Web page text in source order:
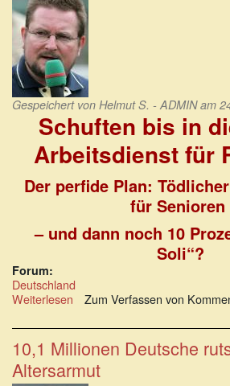
Gespeichert von Helmut S. - ADMINam
Schuften bis in
Arbeitsdienst für
Der perfide Plan:
für Senioren
– und dann noch 10
Soli“?
Forum:
Deutschland
Weiterlesen über
bis
in
die
Grube:
Zum Verfassen von
10,1 Millionen Deutsche
Altersarmut